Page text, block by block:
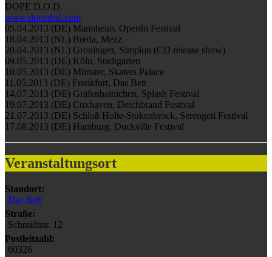
DOPE D.O.D.
www.dopedod.com
05.04.2013 (DE) Mannheim, OpenIn Festival
18.04.2013 (NL) Breda, Mezz
20.04.2013 (NL) Groningen, Simplon (CD release show)
09.05.2013 (DE) Köln, Stadtgarten
10.05.2013 (DE) Münster, Skaters Palace
11.05.2013 (DE) Frankfurt, Das Bett
14.07.2013 (DE) Gräfenhainichen, Splash Festival
19.07.2013 (DE) Cuxhaven, Deichbrand Festival
21.07.2013 (DE) Schloß Holte-Stukenbrock, Serengeti Festival
17.08.2013 (DE) Hamburg, Dockville Festival
Veranstaltungsort
Standort:
Das Bett
Straße:
Schmidtstr. 12
Postleitzahl:
60326